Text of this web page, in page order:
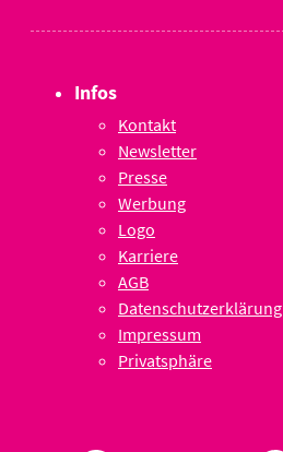
Infos
Kontakt
Newsletter
Presse
Werbung
Logo
Karriere
AGB
Datenschutzerklärung
Impressum
Privatsphäre